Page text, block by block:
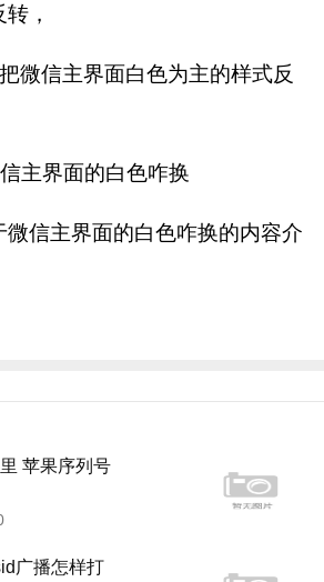
，
信主界面白色为主的样式反
信主界面的白色咋换的内容介
苹果序列号
广播怎样打